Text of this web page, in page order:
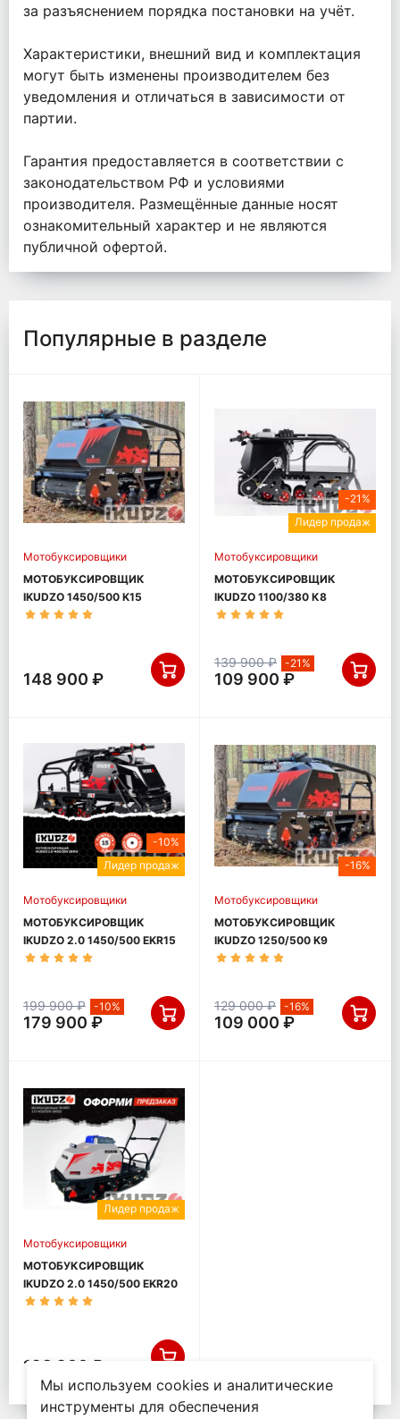
за разъяснением порядка постановки на учёт.
Характеристики, внешний вид и комплектация
могут быть изменены производителем без
уведомления и отличаться в зависимости от
партии.
Гарантия предоставляется в соответствии с
законодательством РФ и условиями
производителя. Размещённые данные носят
ознакомительный характер и не являются
публичной офертой.
Популярные в разделе
Мотобуксировщики
МОТОБУКСИРОВЩИК
IKUDZO 1450/500 K15
(DINKIN)
148 900 ₽
-21%
Лидер продаж
Мотобуксировщики
МОТОБУКСИРОВЩИК
IKUDZO 1100/380 К8
139 900 ₽ -21%
109 900 ₽
-10%
Лидер продаж
Мотобуксировщики
МОТОБУКСИРОВЩИК
IKUDZO 2.0 1450/500 EKR15
199 900 ₽ -10%
179 900 ₽
-16%
Мотобуксировщики
МОТОБУКСИРОВЩИК
IKUDZO 1250/500 K9
129 000 ₽ -16%
109 000 ₽
Лидер продаж
Мотобуксировщики
МОТОБУКСИРОВЩИК
IKUDZO 2.0 1450/500 EKR20
198 900 ₽
Мы используем cookies и аналитические
инструменты для обеспечения